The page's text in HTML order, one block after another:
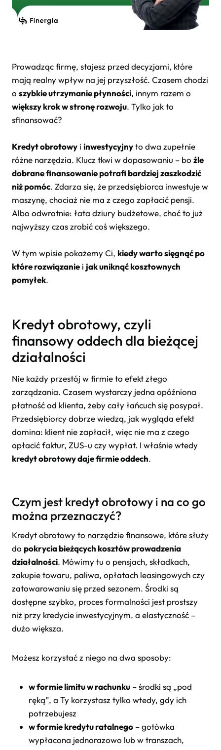
Prowadząc firmę, stajesz przed decyzjami, które
mają realny wpływ na jej przyszłość. Czasem chodzi
o szybkie utrzymanie płynności, innym razem o
większy krok w stronę rozwoju. Tylko jak to
sfinansować?
Kredyt obrotowy i inwestycyjnyto dwa zupełnie
różne narzędzia. Klucz tkwi w dopasowaniu – bo źle
dobrane finansowanie potrafi bardziej zaszkodzić
niż pomóc. Zdarza się, że przedsiębiorca inwestuje w
maszynę, chociaż nie ma z czego zapłacić pensji.
Albo odwrotnie: łata dziury budżetowe, choć to już
najwyższy czas zrobić coś większego.
W tym wpisie pokażemy Ci, kiedy warto sięgnąć po
które rozwiązanie i jak uniknąć kosztownych
pomyłek.
Kredyt obrotowy, czyli
finansowy oddech dla bieżącej
działalności
Nie każdy przestój w firmie to efekt złego
zarządzania. Czasem wystarczy jedna opóźniona
płatność od klienta, żeby cały łańcuch się posypał.
Przedsiębiorcy dobrze wiedzą, jak wygląda efekt
domina: klient nie zapłacił, więc nie ma z czego
opłacić faktur, ZUS-u czy wypłat. I właśnie wtedy
kredyt obrotowy daje firmie oddech.
Czym jest kredyt obrotowy i na co go
można przeznaczyć?
Kredyt obrotowy to narzędzie finansowe, które służy
do pokrycia bieżących kosztów prowadzenia
działalności. Mówimy tu o pensjach, składkach,
zakupie towaru, paliwa, opłatach leasingowych czy
zatowarowaniu się przed sezonem. Środki są
dostępne szybko, proces formalności jest prostszy
niż przy kredycie inwestycyjnym, a elastyczność –
dużo większa.
Możesz korzystać z niego na dwa sposoby:
w formie limitu w rachunku – środki są „pod
ręką”, a Ty korzystasz tylko wtedy, gdy ich
potrzebujesz
w formie kredytu ratalnego – gotówka
wypłacona jednorazowo lub w transzach,